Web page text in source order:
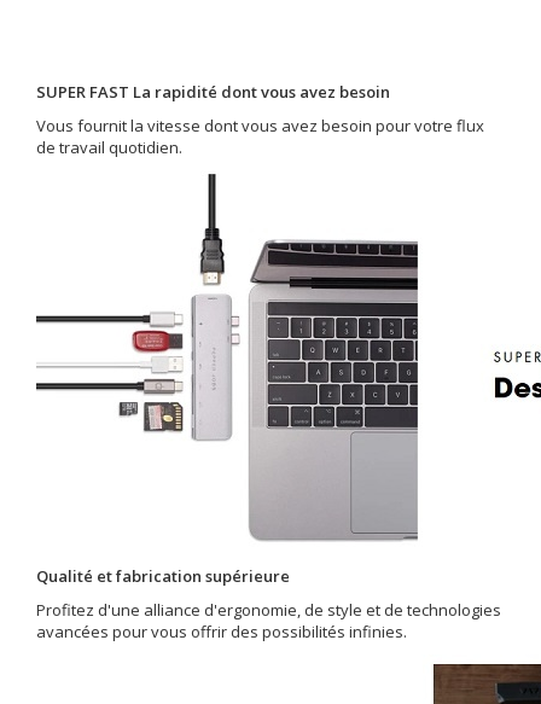
SUPER FAST La rapidité dont vous avez besoin
Vous fournit la vitesse dont vous avez besoin pour votre flux
de travail quotidien.
Qualité et fabrication supérieure
Profitez d'une alliance d'ergonomie, de style et de technologies
avancées pour vous offrir des possibilités infinies.